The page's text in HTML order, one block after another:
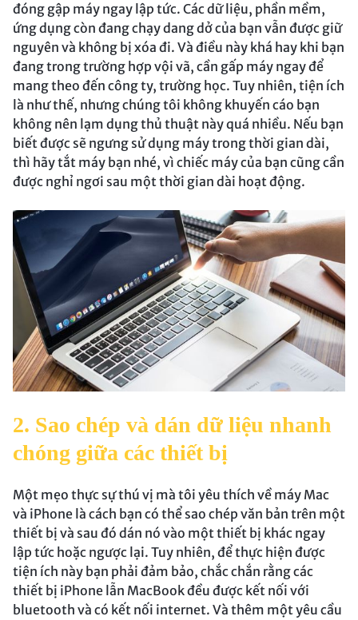
đóng gập máy ngay lập tức. Các dữ liệu, phần mềm,
ứng dụng còn đang chạy dang dở của bạn vẫn được giữ
nguyên và không bị xóa đi. Và điều này khá hay khi bạn
đang trong trường hợp vội vã, cần gấp máy ngay để
mang theo đến công ty, trường học. Tuy nhiên, tiện ích
là như thế, nhưng chúng tôi không khuyến cáo bạn
không nên lạm dụng thủ thuật này quá nhiều. Nếu bạn
biết được sẽ ngưng sử dụng máy trong thời gian dài,
thì hãy tắt máy bạn nhé, vì chiếc máy của bạn cũng cần
được nghỉ ngơi sau một thời gian dài hoạt động.
2. Sao chép và dán dữ liệu nhanh
chóng giữa các thiết bị
Một mẹo thực sự thú vị mà tôi yêu thích về máy Mac
và iPhone là cách bạn có thể sao chép văn bản trên một
thiết bị và sau đó dán nó vào một thiết bị khác ngay
lập tức hoặc ngược lại. Tuy nhiên, để thực hiện được
tiện ích này bạn phải đảm bảo, chắc chắn rằng các
thiết bị iPhone lẫn MacBook đều được kết nối với
bluetooth và có kết nối internet. Và thêm một yêu cầu